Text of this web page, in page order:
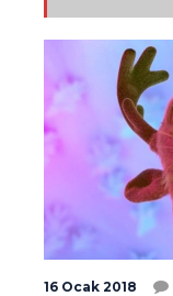
16 Ocak 2018